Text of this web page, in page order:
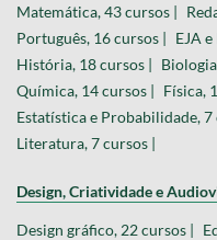
Matemática, 43 cursos |
Português, 16 cursos | EJA
História, 18 cursos |
Química, 14 cursos | Física,
Estatística e Probabilidade, 7
Literatura, 7 cursos |
Design, Criatividade e
Design gráfico, 22 cursos |